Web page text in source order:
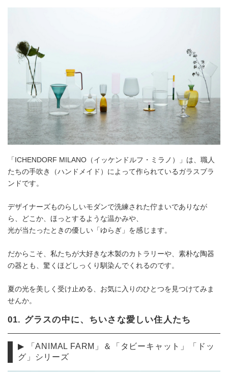
「ICHENDORF MILANO（イッケンドルフ・ミラノ）」は、職人
たちの手吹き（ハンドメイド）によって作られているガラスブラ
ンドです。
デザイナーズものらしいモダンで洗練された佇まいでありなが
ら、どこか、ほっとするような温かみや、
光が当たったときの優しい「ゆらぎ」を感じます。
だからこそ、私たちが大好きな木製のカトラリーや、素朴な陶器
の器とも、驚くほどしっくり馴染んでくれるのです。
夏の光を美しく受け止める、お気に入りのひとつを見つけてみま
せんか。
01. グラスの中に、ちいさな愛しい住人たち
▶︎ 「ANIMAL FARM」＆「タビーキャット」「ドッ
グ」シリーズ